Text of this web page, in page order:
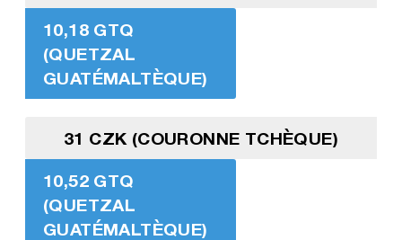
10,18 GTQ
(QUETZAL
GUATÉMALTÈQUE)
31 CZK (COURONNE TCHÈQUE)
10,52 GTQ
(QUETZAL
GUATÉMALTÈQUE)